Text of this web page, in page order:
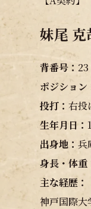
妹尾 克
背番号： 23
ポジション
投打： 右投
生年月日：
出身地： 兵
身長・体重
主な経歴：
神戸国際大